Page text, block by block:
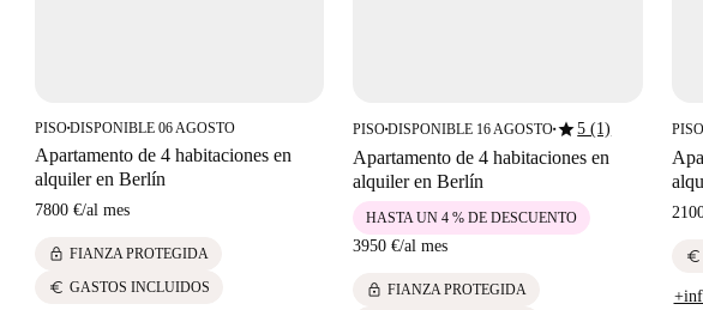
PISO■DISPONIBLE 06 AGOSTO
Apartamento de 4 habitaciones en
alquiler en Berlín
7800 €/al mes
lock FIANZA PROTEGIDA
euro GASTOS INCLUIDOS
PISO■DISPONIBLE 16 AGOSTO■star5 (1)
Apartamento de 4 habitaciones en
alquiler en Berlín
3950 €/al mes
HASTA UN 4 % DE DESCUENTO
lock FIANZA PROTEGIDA
PISO
euro